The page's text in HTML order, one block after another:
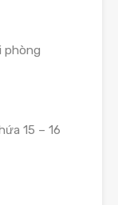
phòng
15 – 16